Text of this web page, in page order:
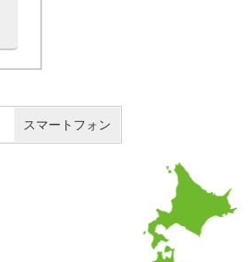
スマートフォン